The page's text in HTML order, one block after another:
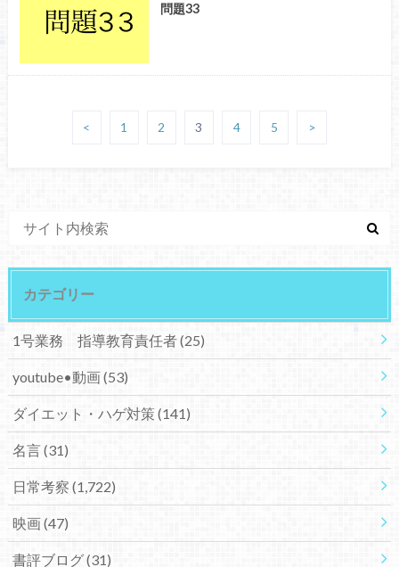
問題33
< 1 2 3 4 5 >
カテゴリー
1号業務 指導教育責任者(25)
youtube•動画(53)
ダイエット・ハゲ対策(141)
名言(31)
日常考察 (1,722)
映画(47)
書評ブログ(31)